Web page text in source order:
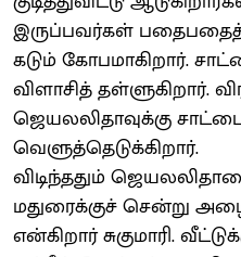
இருப்பவர்கள்
கடும் கோபமாகிறார்.
விளாசித் தள்ளுகிறார்.
ஜெயலலிதாவுக்கு
வெளுத்தெடுக்கிறார்.
விடிந்ததும்
மதுரைக்குச் சென்று
என்கிறார் சுகுமாரி.